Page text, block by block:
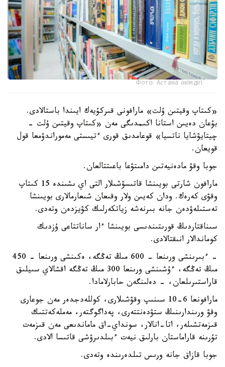
Фото: Астана әкімдігі
«كىتاپ وقيتىن ۇلت» مارافونى قىركۇيەك ايىندا باستالادى.
بۇعان دەيىن استانا اكىمدىگى مەن «كىتاپ وقيتىن ۇلت -
چيتايۋشايا ناتسيا» قوعامدىق قورى ءتيىستى مەموراندۋمعا قول
قويعان.
جوبا وقۋ مادەنيەتىن دامىتۋعا باعىتتالعان.
مارافون شارتى بويىنشا قاتىسۋشىلار التى اي ىشىندە 15 كىتاپ
وقۋى كەرەك. ودان كەيىن ولار وقىعان شىعارمالارى بويىنشا
تەستىلەۋدەن جانە بىرنەشە زياتكەرلىك كۋيزدەن وتەدى.
سىناقتاردىڭ قورىتىندىسى بويىنشا ءار ساناتتاعى ۇزدىك
كوماندالار انىقتالادى.
- ءبىرىنشى ورىنعا - 600 مىڭ تەڭگە، ەكىنشى ورىنعا - 450
مىڭ تەڭگە، ءۇشىنشى ورىنعا 300 مىڭ تەڭگە اقشالاي سىيلىق
قاراستىرىلعان، - دەلىنگەن حابارلامادا.
مارافونعا 6-10 سىنىپ وقۋشىلارى، كوللەدجدەر مەن جوعارى
وقۋ ورىندارىنىڭ ستۋدەنتتەرى، پەداگوگتەر، مەملەكەتتىك
قىزمەتشىلەر، اتا-انالار، سونداي-اق ماماندىعى مەن قىزمەت
تۇرىنە قاراماستان بارلىق نيەت ءبىلدىرۋشى قاتىسا الادى.
جوبا قازاق جانە ورىس تىلدەرىندە وتەدى.